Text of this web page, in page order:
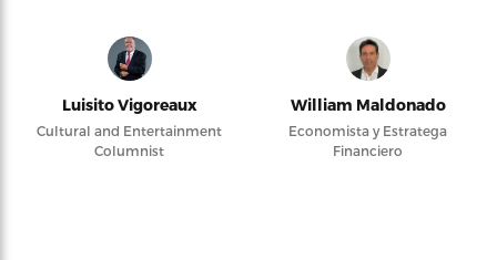
Luisito Vigoreaux
Cultural and Entertainment
Columnist
William Maldonado
Economista y Estratega
Financiero